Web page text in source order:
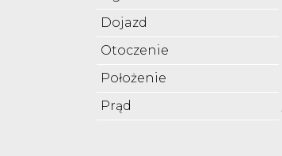
Dojazd
Otoczenie
Położenie
Prąd